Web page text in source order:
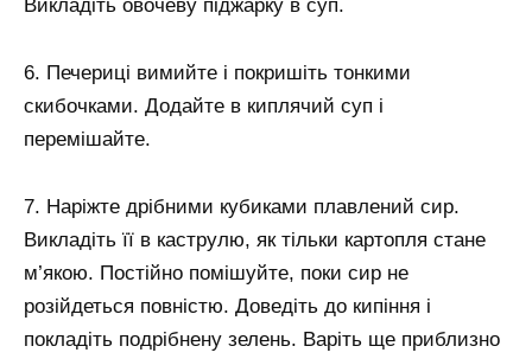
Викладіть овочеву піджарку в суп.
6. Печериці вимийте і покришіть тонкими
скибочками. Додайте в киплячий суп і
перемішайте.
7. Наріжте дрібними кубиками плавлений сир.
Викладіть її в каструлю, як тільки картопля стане
м’якою. Постійно помішуйте, поки сир не
розійдеться повністю. Доведіть до кипіння і
покладіть подрібнену зелень. Варіть ще приблизно